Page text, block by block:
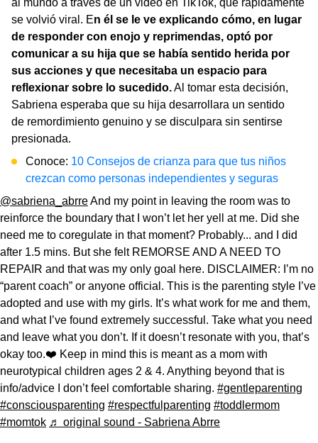
se volvió viral. En él se le ve explicando cómo, en lugar
de responder con enojo y reprimendas, optó por
comunicar a su hija que se había sentido herida por
sus acciones y que necesitaba un espacio para
reflexionar sobre lo sucedido.Al tomar esta decisión,
Sabriena esperaba que su hija desarrollara un sentido
de remordimiento genuino y se disculpara sin sentirse
presionada.
Conoce: 10 Consejos de crianza para que tus niños
crezcan como personas independientes y seguras
@sabriena_abrreAnd my point in leaving the room was to
reinforce the boundary that I won’t let her yell at me. Did she
need me to coregulate in that moment? Probably... and I did
after 1.5 mins. But she felt REMORSE AND A NEED TO
REPAIR and that was my only goal here. DISCLAIMER: I’m no
“parent coach” or anyone official. This is the parenting style I’ve
adopted and use with my girls. It’s what work for me and them,
and what I’ve found extremely successful. Take what you need
and leave what you don’t. If it doesn’t resonate with you, that’s
okay too.❤️ Keep in mind this is meant as a mom with
neurotypical children ages 2 & 4. Anything beyond that is
info/advice I don’t feel comfortable sharing. #gentleparenting
#consciousparenting #respectfulparenting #toddlermom
#momtok ♬ original sound - Sabriena Abrre